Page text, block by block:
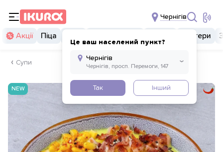
Чернігів
Це ваш населений пункт?
Так Інший
Акції Піца Бургери
Супи
NEW